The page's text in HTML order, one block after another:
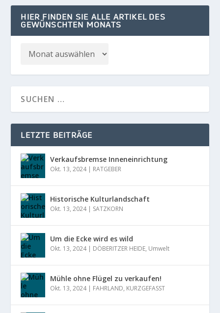
HIER FINDEN SIE ALLE ARTIKEL DES
GEWÜNSCHTEN MONATS
LETZTE BEITRÄGE
Verkaufsbremse Inneneinrichtung
Okt. 13, 2024| RATGEBER
Historische Kulturlandschaft
Okt. 13, 2024| SATZKORN
Um die Ecke wird es wild
Okt. 13, 2024| DÖBERITZER HEIDE, Umwelt
Mühle ohne Flügel zu verkaufen!
Okt. 13, 2024| FAHRLAND, KURZGEFASST